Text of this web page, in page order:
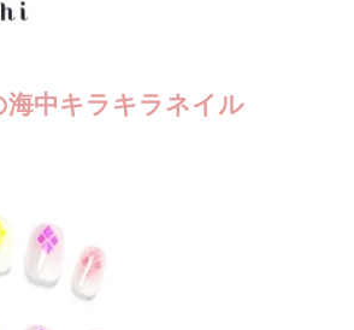
海中キラキラネイル